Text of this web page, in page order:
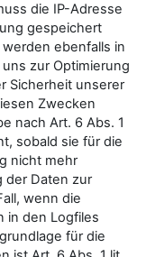
die IP-Adresse
gespeichert
ebenfalls in
zur Optimierung
Sicherheit unserer
Zwecken
nach Art. 6 Abs. 1
sobald sie für die
nicht mehr
der Daten zur
wenn die
in den Logfiles
für die